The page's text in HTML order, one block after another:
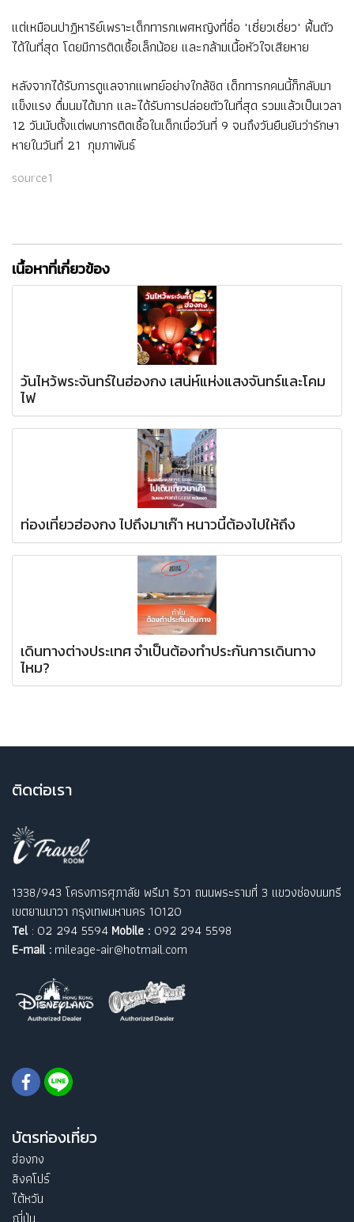
แต่เหมือนปาฏิหาริย์เพราะเด็กทารกเพศหญิงที่ชื่อ "เซี่ยวเซี่ยว" ฟื้นตัว
ได้ในที่สุด โดยมีการติดเชื้อเล็กน้อย และกล้ามเนื้อหัวใจเสียหาย
หลังจากได้รับการดูแลจากแพทย์อย่างใกล้ชิด เด็กทารกคนนี้ก็กลับมา
แข็งแรง ดื่มนมได้มาก และได้รับการปล่อยตัวในที่สุด รวมแล้วเป็นเวลา
12 วันนับตั้งแต่พบการติดเชื้อในเด็กเมื่อวันที่ 9 จนถึงวันยืนยันว่ารักษา
หายในวันที่ 21 กุมภาพันธ์
source1
เนื้อหาที่เกี่ยวข้อง
วันไหว้พระจันทร์ในฮ่องกง เสน่ห์แห่งแสงจันทร์และโคม
ไฟ
ท่องเที่ยวฮ่องกง ไปถึงมาเก๊า หนาวนี้ต้องไปให้ถึง
เดินทางต่างประเทศ จำเป็นต้องทำประกันการเดินทาง
ไหม?
ติดต่อเรา
1338/943 โครงการศุภาลัย พรีมา ริวา ถนนพระรามที่ 3 แขวงช่องนนทรี
เขตยานนาวา กรุงเทพมหานคร 10120
Tel: 02 294 5594 Mobile : 092 294 5598
E-mail : mileage-air@hotmail.com
บัตรท่องเที่ยว
ฮ่องกง
สิงคโปร์
ไต้หวัน